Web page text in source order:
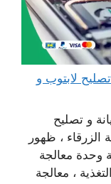
مهندس كمبيوتر الضباعية 65511033 تصليح لابتوب و
و تصليح
، ظهور
وحدة معالجة
، معالجة